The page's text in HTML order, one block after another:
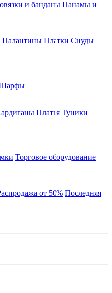
и банданы Панамы и
Палантины Платки Снуды
Платья Туники
Торговое оборудование
от 50% Последняя